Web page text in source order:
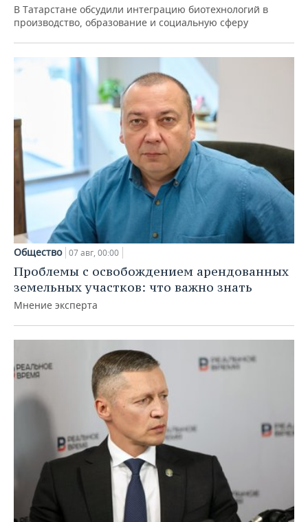
В Татарстане обсудили интеграцию биотехнологий в
производство, образование и социальную сферу
Общество 07 авг, 00:00
Проблемы с освобождением арендованных
земельных участков: что важно знать
Мнение эксперта